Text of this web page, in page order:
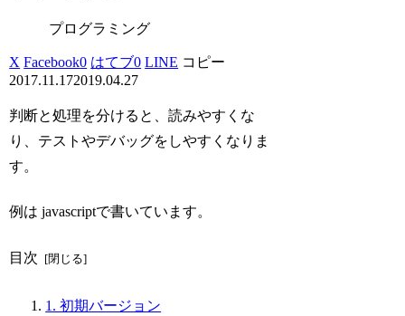
プログラミング
X Facebook0 はてブ0 LINE コピー
2017.11.172019.04.27
判断と処理を分けると、読みやすくな
り、テストやデバッグをしやすくなりま
す。
例は javascriptで書いています。
目次
1. 初期バージョン